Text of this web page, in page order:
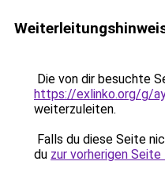
Die von dir besuchte
https://exlinko.org/g/
weiterzuleiten.
Falls du diese Seite
du zur vorherigen Seite